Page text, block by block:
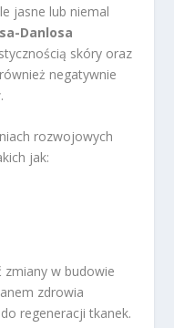
jasne lub niemal
Danlosa
skóry oraz
negatywnie
rozwojowych
jak:
w budowie
zdrowia
regeneracji tkanek.